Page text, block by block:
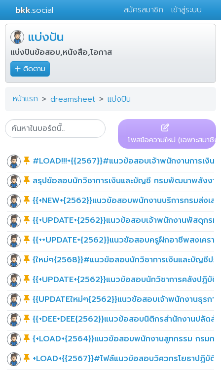
bkk.social สมัครสมาชิก เข้าสู่ระบบ
แบ่งปัน
แบ่งปันข้อสอบ,หนังสือ,โอกาส
ติดตาม
หน้าแรก dreamsheet แบ่งปัน
โพสข้อความใหม่ (เฉพาะสมาชิก)
#LOAD!!!+{{2567}}#แนวข้อสอบเจ้าพนักงานการเ
สรุปข้อสอบนักวิชาการเงินและบัญชี กรมพัฒนาพลังงา
{{+NEW+{2562}}แนวข้อสอบพนักงานบริการกรมส่ง
{{+UPDATE+{2562}}แนวข้อสอบเจ้าพนักงานพัสดุก
{{++UPDATE+{2562}}แนวข้อสอบครูฝึกอาชีพสงเค
{ใหม่ๆ{2568}}#แนวข้อสอบนักวิชาการเงินและบัญชีป
{{+UPDATE+{2562}}แนวข้อสอบนักวิชาการคลังปฏิบัติ
{{UPDATEใหม่ๆ{2562}}แนวข้อสอบเจ้าพนักงานธุรกา
{{+DEE+DEE{2562}}แนวข้อสอบนิติกรสำนักงานปลัดส
{+LOAD+{2564}}แนวข้อสอบพนักงานสูทกรรม กรมกา
+LOAD+{{2567}}#ไฟล์แนวข้อสอบวิศวกรโยธาปฏิบัติ